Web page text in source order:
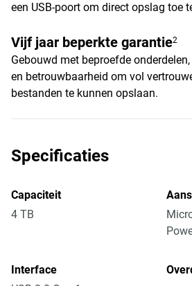
een USB-poort om direct opslag toe
Vijf jaar beperkte garantie2
Gebouwd met beproefde
en betrouwbaarheid om vol
bestanden te kunnen opslaan.
Specificaties
Capaciteit
4 TB
Interface